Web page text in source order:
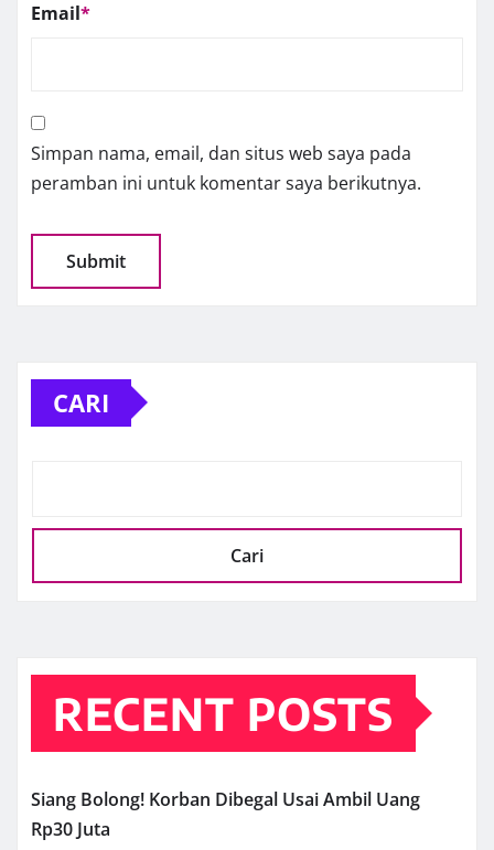
Email*
Simpan nama, email, dan situs web saya pada
peramban ini untuk komentar saya berikutnya.
CARI
Cari
RECENT POSTS
Siang Bolong! Korban Dibegal Usai Ambil Uang
Rp30 Juta